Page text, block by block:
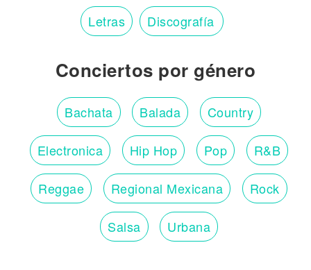
Letras Discografía
Conciertos por género
Bachata Balada Country
Electronica Hip Hop Pop R&B
Reggae Regional Mexicana Rock
Salsa Urbana